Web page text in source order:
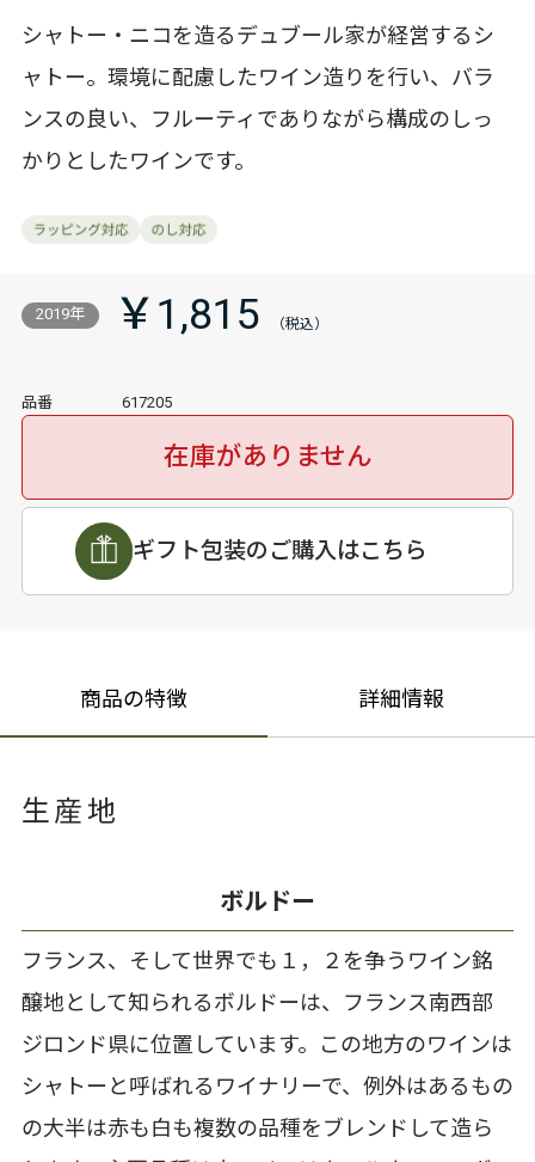
シャトー・ニコを造るデュブール家が経営するシ
ャトー。環境に配慮したワイン造りを行い、バラ
ンスの良い、フルーティでありながら構成のしっ
かりとしたワインです。
2019年 ￥1,815
品番 617205
在庫がありません
ギフト包装のご購入はこちら
商品の特徴 詳細情報
生産地
ボルドー
フランス、そして世界でも１，２を争うワイン銘
醸地として知られるボルドーは、フランス南西部
ジロンド県に位置しています。この地方のワインは
シャトーと呼ばれるワイナリーで、例外はあるもの
の大半は赤も白も複数の品種をブレンドして造ら